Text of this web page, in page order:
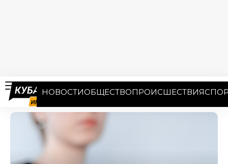
НОВОСТИОБЩЕСТВОПРОИСШЕСТВИЯ